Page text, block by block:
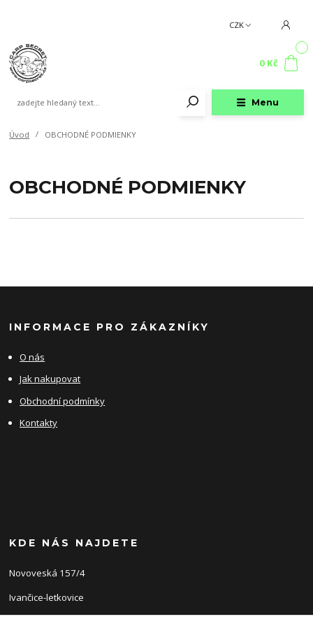
Menu
CZK
0 Kč
Úvod OBCHODNÉ PODMIENKY
OBCHODNÉ PODMIENKY
INFORMACE PRO ZÁKAZNÍKY
O nás
Jak nakupovat
Obchodní podmínky
Kontakty
KDE NÁS NAJDETE
Novoveská 157/4
Ivančice-letkovice